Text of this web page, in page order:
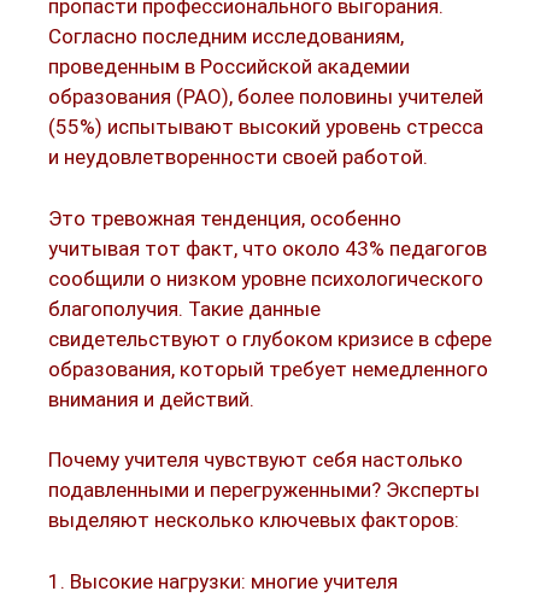
пропасти профессионального выгорания.
Согласно последним исследованиям,
проведенным в Российской академии
образования (РАО), более половины учителей
(55%) испытывают высокий уровень стресса
и неудовлетворенности своей работой.​
Это тревожная тенденция, особенно
учитывая тот факт, что около 43% педагогов
сообщили о низком уровне психологического
благополучия. Такие данные
свидетельствуют о глубоком кризисе в сфере
образования, который требует немедленного
внимания и действий.​
Почему учителя чувствуют себя настолько
подавленными и перегруженными? Эксперты
выделяют несколько ключевых факторов:
1. Высокие нагрузки: многие учителя